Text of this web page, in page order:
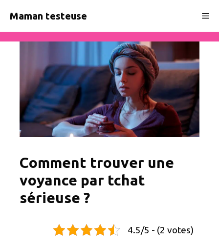
contenu
Maman testeuse
Comment trouver une
voyance par tchat
sérieuse ?
4.5/5 - (2 votes)